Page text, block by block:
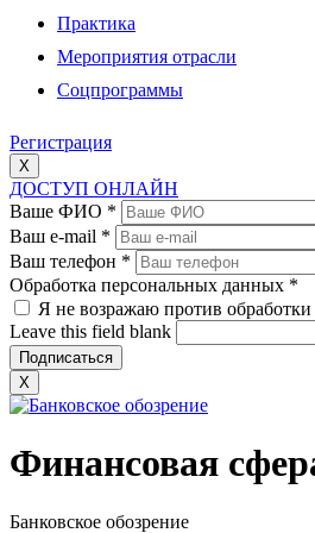
Практика
Мероприятия отрасли
Соцпрограммы
Регистрация
X
ДОСТУП ОНЛАЙН
Ваше ФИО *
Ваш e-mail *
Ваш телефон *
Обработка персональных данных *
Я не возражаю против
Leave this field blank
X
Финансовая
Банковское обозрение